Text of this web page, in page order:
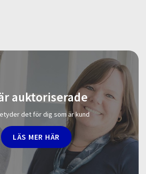
auktoriserade
det för dig som är kund
LÄS MER HÄR